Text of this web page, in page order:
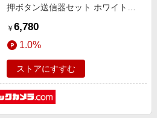
押ボタン送信器セット ホワイト
￥ 6,780
1.0%
ストアにすすむ